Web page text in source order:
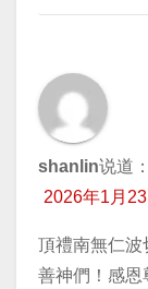
shanlin说道：
2026年1月
頂禮南無仁波
善神們！感恩